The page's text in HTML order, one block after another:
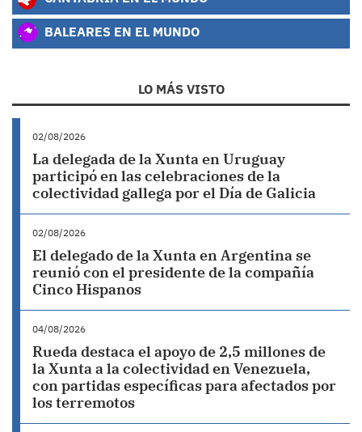
BALEARES EN EL MUNDO
LO MÁS VISTO
02/08/2026
La delegada de la Xunta en Uruguay
participó en las celebraciones de la
colectividad gallega por el Día de Galicia
02/08/2026
El delegado de la Xunta en Argentina se
reunió con el presidente de la compañía
Cinco Hispanos
04/08/2026
Rueda destaca el apoyo de 2,5 millones de
la Xunta a la colectividad en Venezuela,
con partidas específicas para afectados por
los terremotos